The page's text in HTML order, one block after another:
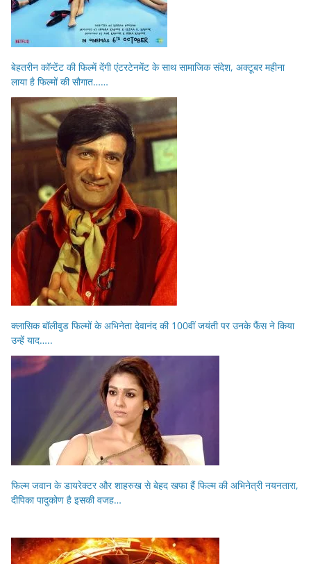
बेहतरीन कॉन्टेंट की फिल्में देंगी एंटरटेनमेंट के साथ सामाजिक संदेश, अक्टूबर महीना
लाया है फिल्मों की सौगात……
क्लासिक बॉलीवुड फिल्मों के अभिनेता देवानंद की 100वीं जयंती पर उनके फैंस ने किया
उन्हें याद…..
फिल्म जवान के डायरेक्टर और शाहरुख से बेहद खफा हैं फिल्म की अभिनेत्री नयनतारा,
दीपिका पादुकोण है इसकी वजह…